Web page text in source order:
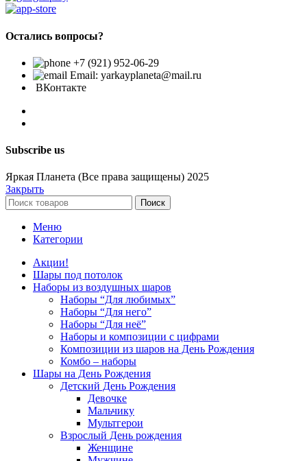
Остались вопросы?
+7 (921) 952-06-29
Email: yarkayplaneta@mail.ru
ВКонтакте
Subscribe us
Яркая Планета (Все права защищены) 2025
Закрыть
Поиск
Меню
Категории
Акции!
Шары под потолок
Наборы из воздушных шаров
Наборы “Для любимых”
Наборы “Для него”
Наборы “Для неё”
Наборы и композиции с цифрами
Композиции из шаров на День Рождения
Комбо – наборы
Шары на День Рождения
Детский День Рождения
Девочке
Мальчику
Мультгерои
Взрослый День рождения
Женщине